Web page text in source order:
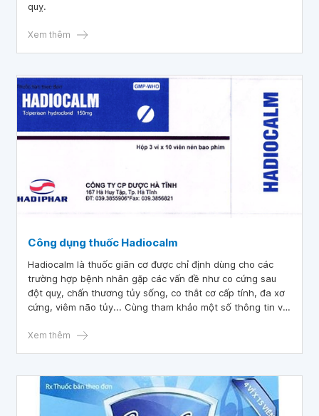
quỵ.
Xem thêm
Công dụng thuốc Hadiocalm
Hadiocalm là thuốc giãn cơ được chỉ định dùng cho các
trường hợp bệnh nhân gặp các vấn đề như co cứng sau
đột quỵ, chấn thương tủy sống, co thắt cơ cấp tính, đa xơ
cứng, viêm não tủy... Cùng tham khảo một số thông tin về
Xem thêm